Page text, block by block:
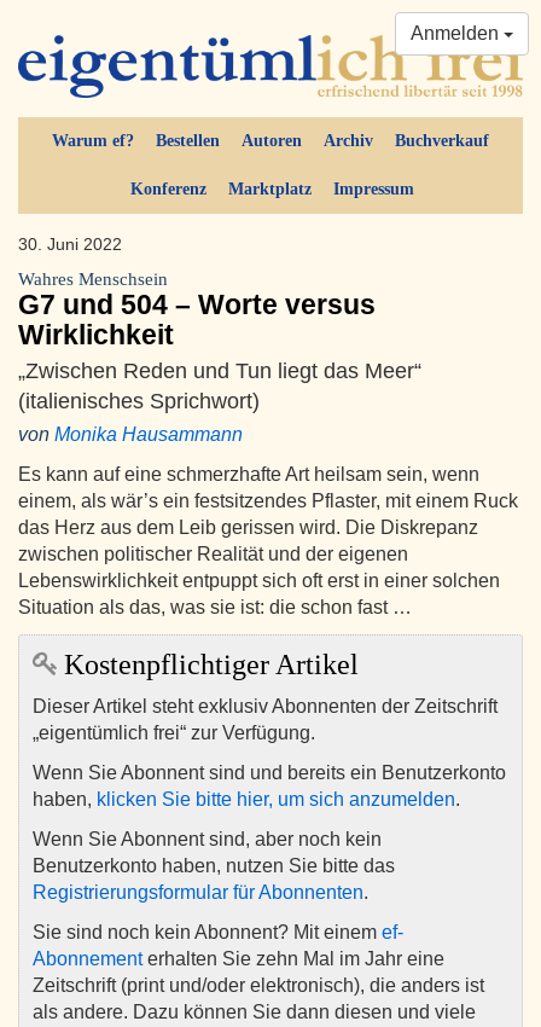
Warum ef? Bestellen Autoren Archiv Buchverkauf
Konferenz Marktplatz Impressum
Anmelden
30. Juni 2022
Wahres Menschsein
G7 und 504 – Worte versus
Wirklichkeit
„Zwischen Reden und Tun liegt das Meer“
(italienisches Sprichwort)
von Monika Hausammann
Es kann auf eine schmerzhafte Art heilsam sein, wenn
einem, als wär’s ein festsitzendes Pflaster, mit einem Ruck
das Herz aus dem Leib gerissen wird. Die Diskrepanz
zwischen politischer Realität und der eigenen
Lebenswirklichkeit entpuppt sich oft erst in einer solchen
Situation als das, was sie ist: die schon fast …
Kostenpflichtiger Artikel
Dieser Artikel steht exklusiv Abonnenten der Zeitschrift
„eigentümlich frei“ zur Verfügung.
Wenn Sie Abonnent sind und bereits ein Benutzerkonto
haben, klicken Sie bitte hier, um sich anzumelden.
Wenn Sie Abonnent sind, aber noch kein
Benutzerkonto haben, nutzen Sie bitte das
Registrierungsformular für Abonnenten.
Sie sind noch kein Abonnent? Mit einem ef-
Abonnementerhalten Sie zehn Mal im Jahr eine
Zeitschrift (print und/oder elektronisch), die anders ist
als andere. Dazu können Sie dann diesen und viele